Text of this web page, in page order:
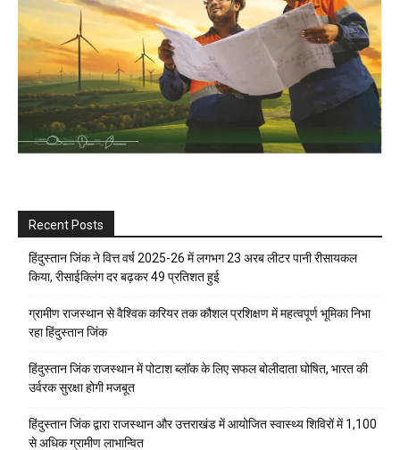
Recent Posts
हिंदुस्तान जिंक ने वित्त वर्ष 2025-26 में लगभग 23 अरब लीटर पानी रीसायकल
किया, रीसाईक्लिंग दर बढ़कर 49 प्रतिशत हुई
ग्रामीण राजस्थान से वैश्विक करियर तक कौशल प्रशिक्षण में महत्वपूर्ण भूमिका निभा
रहा हिंदुस्तान जिंक
हिंदुस्तान जिंक राजस्थान में पोटाश ब्लॉक के लिए सफल बोलीदाता घोषित, भारत की
उर्वरक सुरक्षा होगी मजबूत
हिंदुस्तान जिंक द्वारा राजस्थान और उत्तराखंड में आयोजित स्वास्थ्य शिविरों में 1,100
से अधिक ग्रामीण लाभान्वित